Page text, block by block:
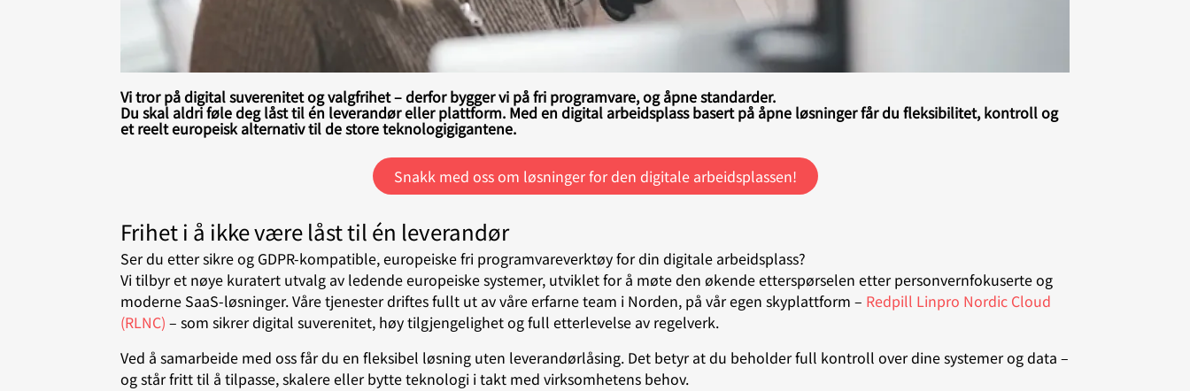
Vi tror på digital suverenitet og valgfrihet – derfor bygger vi på fri programvare, og åpne standarder.
Du skal aldri føle deg låst til én leverandør eller plattform. Med en digital arbeidsplass basert på åpne løsninger får du fleksibilitet, kontroll og
et reelt europeisk alternativ til de store teknologigigantene.
Snakk med oss om løsninger for den digitale arbeidsplassen!
Frihet i å ikke være låst til én leverandør
Ser du etter sikre og GDPR-kompatible, europeiske fri programvareverktøy for din digitale arbeidsplass?
Vi tilbyr et nøye kuratert utvalg av ledende europeiske systemer, utviklet for å møte den økende etterspørselen etter personvernfokuserte og
moderne SaaS-løsninger. Våre tjenester driftes fullt ut av våre erfarne team i Norden, på vår egen skyplattform – Redpill Linpro Nordic Cloud
(RLNC) – som sikrer digital suverenitet, høy tilgjengelighet og full etterlevelse av regelverk.
Ved å samarbeide med oss får du en fleksibel løsning uten leverandørlåsing. Det betyr at du beholder full kontroll over dine systemer og data –
og står fritt til å tilpasse, skalere eller bytte teknologi i takt med virksomhetens behov.